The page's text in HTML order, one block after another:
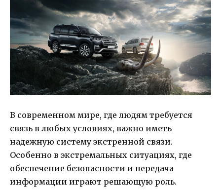
В современном мире, где людям требуется
связь в любых условиях, важно иметь
надежную систему экстренной связи.
Особенно в экстремальных ситуациях, где
обеспечение безопасности и передача
информации играют решающую роль.